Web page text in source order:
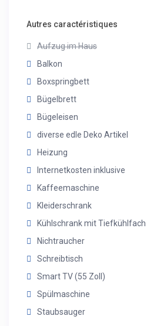
Autres caractéristiques
Aufzug im Haus
Balkon
Boxspringbett
Bügelbrett
Bügeleisen
diverse edle Deko Artikel
Heizung
Internetkosten inklusive
Kaffeemaschine
Kleiderschrank
Kühlschrank mit Tiefkühlfach
Nichtraucher
Schreibtisch
Smart TV (55 Zoll)
Spülmaschine
Staubsauger